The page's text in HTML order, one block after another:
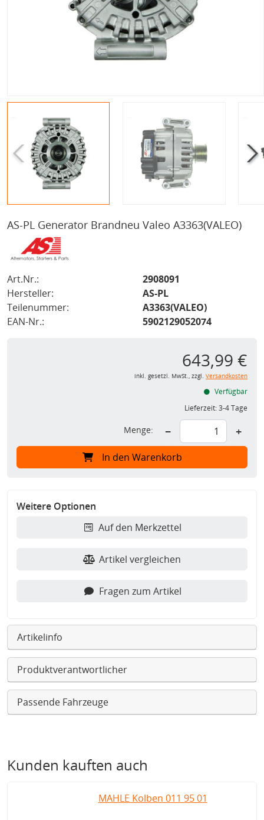
AS-PL Generator Brandneu Valeo A3363(VALEO)
Art.Nr.:
2908091
Hersteller:
AS-PL
Teilenummer:
A3363(VALEO)
EAN-Nr.:
5902129052074
643,99 €
inkl. gesetzl. MwSt., zzgl. Versandkosten
Verfügbar
Lieferzeit:3-4 Tage
Menge: − +
In den Warenkorb
Weitere Optionen
Auf den Merkzettel
Artikel vergleichen
Fragen zum Artikel
Artikelinfo
Produktverantwortlicher
Passende Fahrzeuge
Kunden kauften auch
MAHLE Kolben 011 95 01